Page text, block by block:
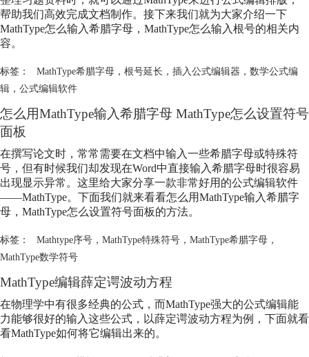
帮助我们高效完成文档制作。接下来我们就为大家介绍一下
MathType怎么输入希腊字母，MathType怎么输入根号的相关内
容。
标签： MathType希腊字母， 根号延长 ， 插入公式编辑器 ， 数学公式编
辑 ， 公式编辑软件
怎么用MathType输入希腊字母 MathType怎么设置符号
面板
在撰写论文时，常常需要在文档中输入一些希腊字母或特殊符
号，但有时候我们却发现在Word中直接输入希腊字母时很容易
出现显示异常。这里给大家分享一款非常好用的公式编辑软件
——MathType。下面我们就来看看怎么用MathType输入希腊字
母，MathType怎么设置符号面板的方法。
标签： Mathtype序号， MathType特殊符号， MathType希腊字母，
MathType数学符号
MathType编辑薛定谔波动方程
在物理学中有很多经典的公式，而MathType强大的公式编辑能
力能够很好的输入这些公式，以薛定谔波动方程为例，下面就看
看MathType如何将它编辑出来的。